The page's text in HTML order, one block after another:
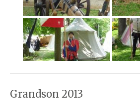
Grandson 2013